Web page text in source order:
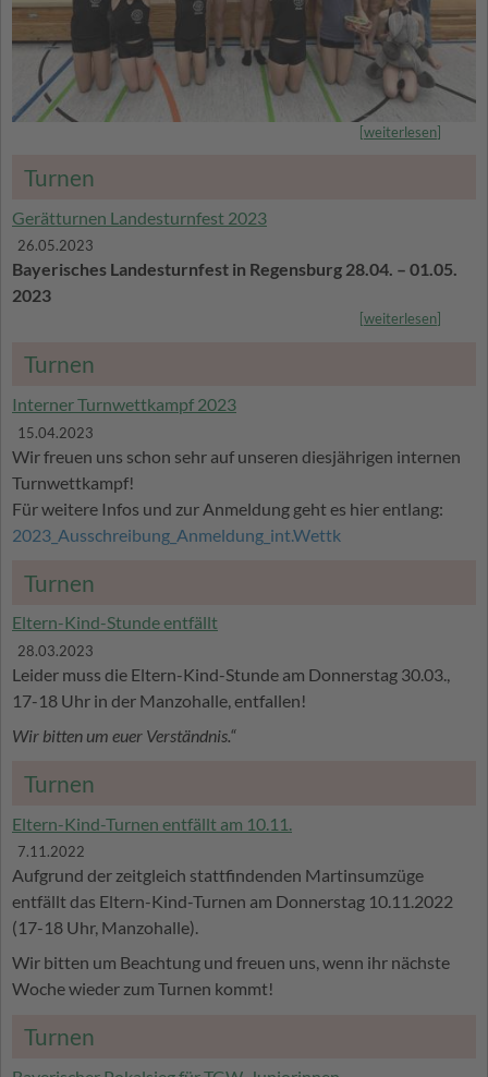
[weiterlesen]
Turnen
Gerätturnen Landesturnfest 2023
26.05.2023
Bayerisches Landesturnfest in Regensburg 28.04. – 01.05.
2023
[weiterlesen]
Turnen
Interner Turnwettkampf 2023
15.04.2023
Wir freuen uns schon sehr auf unseren diesjährigen internen
Turnwettkampf!
Für weitere Infos und zur Anmeldung geht es hier entlang:
2023_Ausschreibung_Anmeldung_int.Wettk
Turnen
Eltern-Kind-Stunde entfällt
28.03.2023
Leider muss die Eltern-Kind-Stunde am Donnerstag 30.03.,
17-18 Uhr in der Manzohalle, entfallen!
Wir bitten um euer Verständnis.“
Turnen
Eltern-Kind-Turnen entfällt am 10.11.
7.11.2022
Aufgrund der zeitgleich stattfindenden Martinsumzüge
entfällt das Eltern-Kind-Turnen am Donnerstag 10.11.2022
(17-18 Uhr, Manzohalle).
Wir bitten um Beachtung und freuen uns, wenn ihr nächste
Woche wieder zum Turnen kommt!
Turnen